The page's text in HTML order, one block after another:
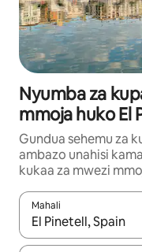
Nyumba za
mmoja huko El
Gundua sehemu za
ambazo unahisi
kukaa za mwezi
Mahali
Wakati matokeo